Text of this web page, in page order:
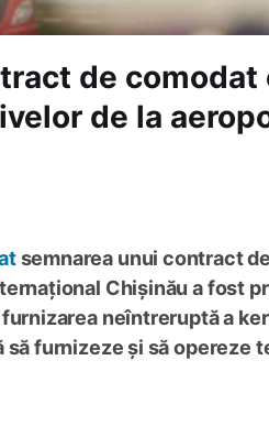
de comodat
de la
semnarea unui contract
Chișinău a fost
neîntreruptă a
furnizeze și să opereze